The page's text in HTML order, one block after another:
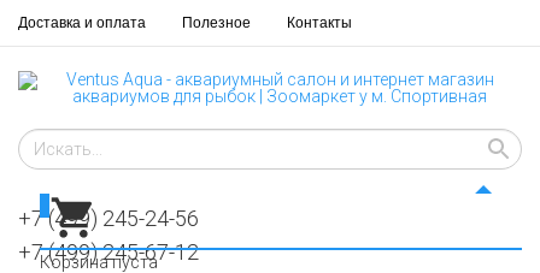
Доставка и оплата Полезное Контакты
+7 (499) 245-24-56
+7 (499) 245-67-12
Корзина пуста